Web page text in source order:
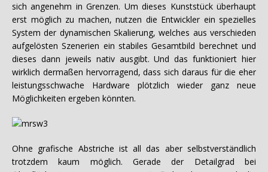
sich angenehm in Grenzen. Um dieses Kunststück überhaupt
erst möglich zu machen, nutzen die Entwickler ein spezielles
System der dynamischen Skalierung, welches aus verschieden
aufgelösten Szenerien ein stabiles Gesamtbild berechnet und
dieses dann jeweils nativ ausgibt. Und das funktioniert hier
wirklich dermaßen hervorragend, dass sich daraus für die eher
leistungsschwache Hardware plötzlich wieder ganz neue
Möglichkeiten ergeben könnten.
Ohne grafische Abstriche ist all das aber selbstverständlich
trotzdem kaum möglich. Gerade der Detailgrad bei